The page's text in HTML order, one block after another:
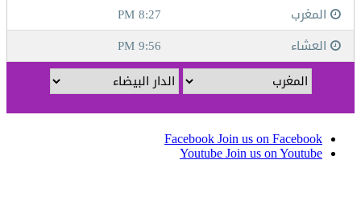
Facebook Join us on Facebook
Youtube Join us on Youtube